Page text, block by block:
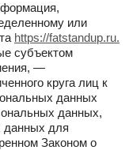
или
https://fatstandup.ru.
субъектом
—
круга лиц к
данных
данных,
данных для
Законом о